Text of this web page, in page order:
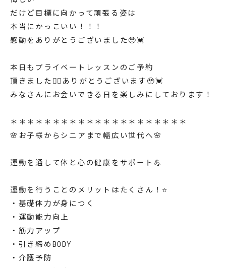
だけど目標に向かって頑張る姿は
本当にかっこいい！！！
感動をありがとうございました🥹💓
本日もプライベートレッスンのご予約
頂きました🙇‍♀️ありがとうございます🥹💓
みなさんにお会いできる日を楽しみにしております！
＊＊＊＊＊＊＊＊＊＊＊＊＊＊＊＊＊＊＊＊＊
🌸お子様からシニアまで幅広い世代へ🌸
運動を通して体と心の健康をサポート💪
運動を行うことのメリットはたくさん！⭐️
・基礎体力が身につく
・運動能力向上
・筋力アップ
・引き締めBODY
・介護予防